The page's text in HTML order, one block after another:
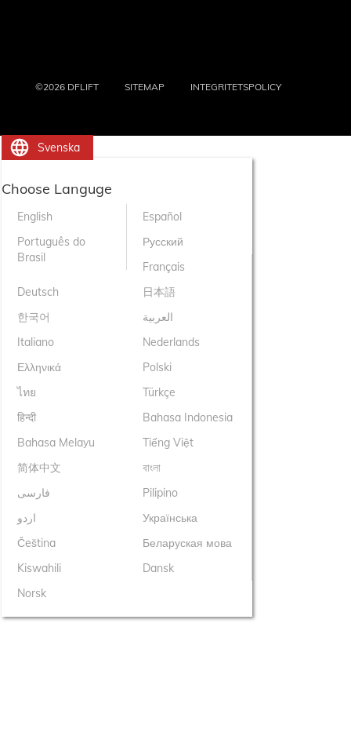
©2026 DFLIFT SITEMAP INTEGRITETSPOLICY
Svenska
Choose Languge
English
Español
Português do
Brasil
Русский
Français
Deutsch
日本語
한국어
العربية
Italiano
Nederlands
Ελληνικά
Polski
ไทย
Türkçe
हिन्दी
Bahasa Indonesia
Bahasa Melayu
Tiếng Việt
简体中文
বাংলা
فارسی
Pilipino
اردو
Українська
Čeština
Беларуская мова
Kiswahili
Dansk
Norsk